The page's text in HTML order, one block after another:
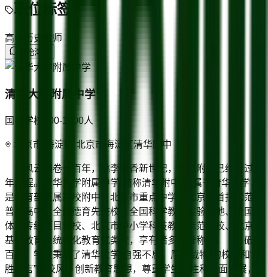
职位标签
高中历史教师
开始沟通
清华大学附属中学
国有学校 500-1000人
北京市/海淀区 北京市海淀区清华附中
风云翻卷一百年，桃李飘香新世纪，清华附中已经走过百
年历程。清华大学附属中学(简称清华附中)隶属于清华大学，
是教育部直属高校附中，北京市重点中学、北京市首批示范性
普通高中、全国德育先进校、全国科学教育实验基地、全国级
体育传统项目学校、北京市中小学科技教育示范学校、北京市
基础教育系统电化教育优类校，享有诸多荣誉称号。 砥砺
百年，学校秉承了清华大学“自强不息、厚德载物”的校训和“行
胜于言”的校风，创新教育思想，尊重学生个性和全面发展，